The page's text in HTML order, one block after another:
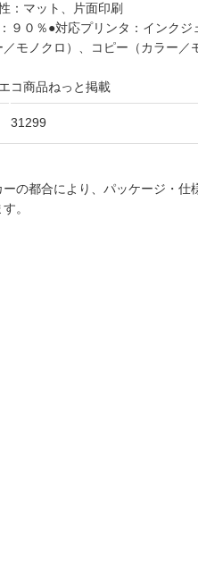
：マット、片面印刷
９０％●対応プリンタ：インク
／モノクロ）、コピー（カラー
コ商品ねっと掲載
31299
の都合により、パッケージ・仕
。